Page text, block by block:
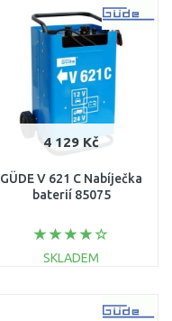
Porovnat
4 129 Kč
GÜDE V 621 C Nabíječka
baterií 85075
SKLADEM